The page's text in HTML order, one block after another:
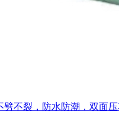
不裂，防水防潮，双面